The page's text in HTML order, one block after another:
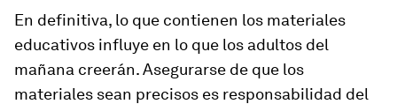
En definitiva, lo que contienen los materiales
educativos influye en lo que los adultos del
mañana creerán. Asegurarse de que los
materiales sean precisos es responsabilidad del